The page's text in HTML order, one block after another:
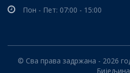
Пон - Пет: 07:00 - 15:00
© Сва права задржана - 2026
Бијељина